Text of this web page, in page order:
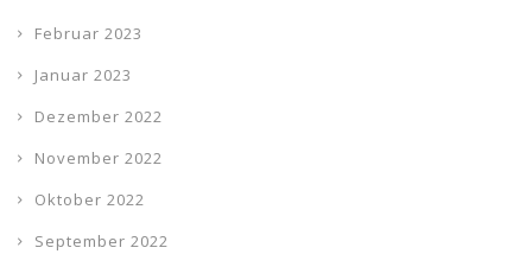
Februar 2023
Januar 2023
Dezember 2022
November 2022
Oktober 2022
September 2022